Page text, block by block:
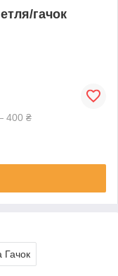
гачок
400 ₴
Гачок